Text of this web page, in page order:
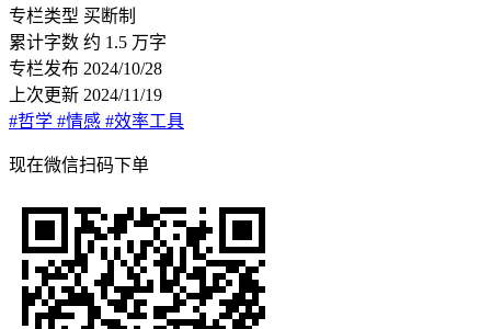
专栏类型 买断制
累计字数 约 1.5 万字
专栏发布 2024/10/28
上次更新 2024/11/19
#哲学 #情感 #效率工具
现在微信扫码下单